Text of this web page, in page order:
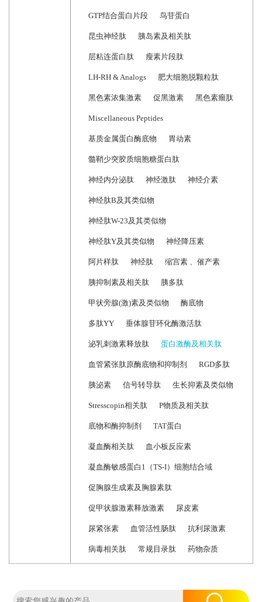
GTP结合蛋白片段 鸟苷蛋白
昆虫神经肽 胰岛素及相关肽
层粘连蛋白肽 瘦素片段肽
LH-RH & Analogs 肥大细胞脱颗粒肽
黑色素浓集激素 促黑激素 黑色素瘤肽
Miscellaneous Peptides
基质金属蛋白酶底物 胃动素
髓鞘少突胶质细胞糖蛋白肽
神经内分泌肽 神经激肽 神经介素
神经肽B及其类似物
神经肽W-23及其类似物
神经肽Y及其类似物 神经降压素
阿片样肽 神经肽 缩宫素 、催产素
胰抑制素及相关肽 胰多肽
甲状旁腺(激)素及类似物 酶底物
多肽YY 垂体腺苷环化酶激活肽
泌乳刺激素释放肽 蛋白激酶及相关肽
血管紧张肽原酶底物和抑制剂 RGD多肽
胰泌素 信号转导肽 生长抑素及类似物
Stresscopin相关肽 P物质及相关肽
底物和酶抑制剂 TAT蛋白
凝血酶相关肽 血小板反应素
凝血酶敏感蛋白1（TS-I）细胞结合域
促胸腺生成素及胸腺素肽
促甲状腺激素释放激素 尿皮素
尿紧张素 血管活性肠肽 抗利尿激素
病毒相关肽 常规目录肽 药物杂质